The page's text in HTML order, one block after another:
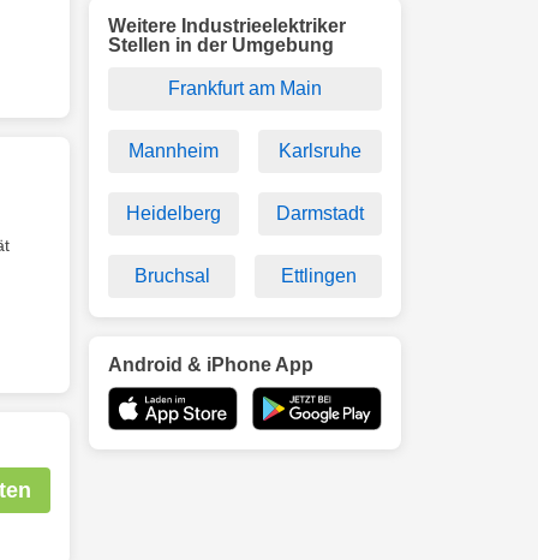
Weitere Industrieelektriker
Stellen in der Umgebung
Frankfurt am Main
Mannheim Karlsruhe
Heidelberg Darmstadt
Bruchsal Ettlingen
Android & iPhone App